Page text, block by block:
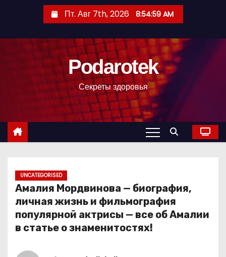
с
Пт. Авг 7th, 2026 8:55:00 AM
Podarotek
Секреты здоровья
UNCATEGORISED
Амалия Мордвинова — биография,
личная жизнь и фильмография
популярной актрисы — все об Амалии
в статье о знаменитостях!